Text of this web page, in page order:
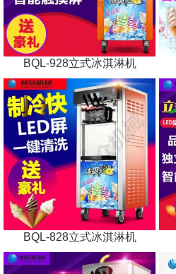
BQL-928立式冰淇淋机
BQL-828立式冰淇淋机